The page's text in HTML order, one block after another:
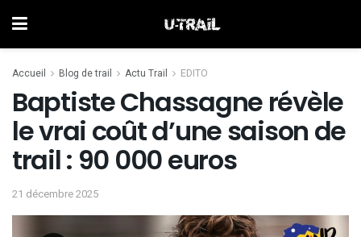
Accueil Blog de trail Actu Trail EDITO
Baptiste Chassagne révèle
le vrai coût d’une saison de
trail : 90 000 euros
21 décembre 2025